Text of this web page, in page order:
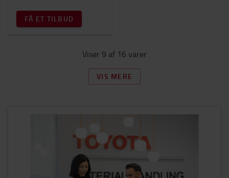
FÅ ET TILBUD
Viser 9 af 16 varer
VIS MERE